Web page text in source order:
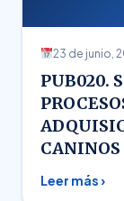
23 de junio,
PUB020.
CANINOS
Leer más ›